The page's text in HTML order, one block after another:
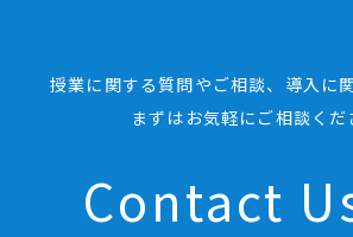
授業に関する質問やご相談、導入に
まずはお気軽にご相談くだ
Contact